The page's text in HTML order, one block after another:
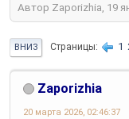
Автор Zaporizhia, 19
ВНИЗ Страницы 1
Zaporizhia
20 марта 2026, 02:46:37